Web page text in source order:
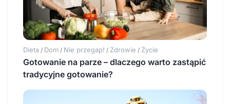
Dieta / Dom / Nie przegap! / Zdrowie / Życie
Gotowanie na parze – dlaczego warto zastąpić
tradycyjne gotowanie?